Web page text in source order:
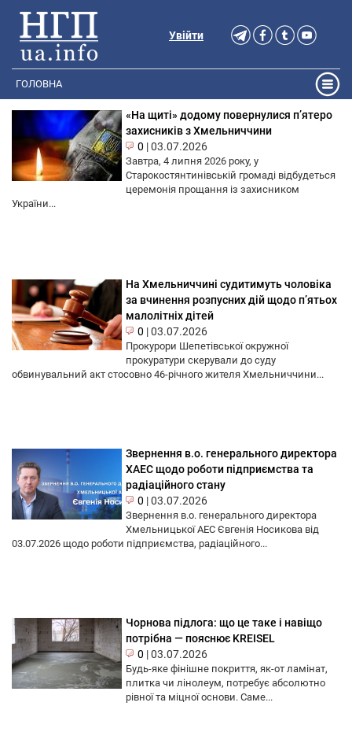
Увійти
ГОЛОВНА
«На щиті» додому повернулися п’ятеро
захисників з Хмельниччини
0 |03.07.2026
Завтра, 4 липня 2026 року, у
Старокостянтинівській громаді відбудеться
церемонія прощання із захисником
України...
На Хмельниччині судитимуть чоловіка
за вчинення розпусних дій щодо п’ятьох
малолітніх дітей
0 |03.07.2026
Прокурори Шепетівської окружної
прокуратури скерували до суду
обвинувальний акт стосовно 46-річного жителя Хмельниччини...
Звернення в.о. генерального директора
ХАЕС щодо роботи підприємства та
радіаційного стану
0 |03.07.2026
Звернення в.о. генерального директора
Хмельницької АЕС Євгенія Носикова від
03.07.2026 щодо роботи підприємства, радіаційного...
Чорнова підлога: що це таке і навіщо
потрібна — пояснює KREISEL
0 |03.07.2026
Будь-яке фінішне покриття, як-от ламінат,
плитка чи лінолеум, потребує абсолютно
рівної та міцної основи. Саме...